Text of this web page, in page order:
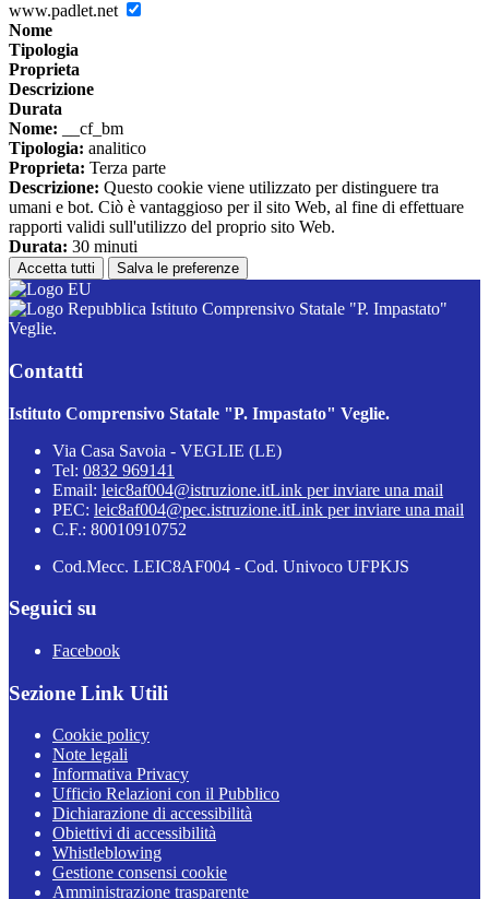
www.padlet.net
Nome
Tipologia
Proprieta
Descrizione
Durata
Nome: __cf_bm
Tipologia: analitico
Proprieta: Terza parte
Descrizione: Questo cookie viene utilizzato per distinguere tra
umani e bot. Ciò è vantaggioso per il sito Web, al fine di effettuare
rapporti validi sull'utilizzo del proprio sito Web.
Durata: 30 minuti
Accetta tutti Salva le preferenze
Istituto Comprensivo Statale "P. Impastato"
Veglie.
Contatti
Istituto Comprensivo Statale "P. Impastato" Veglie.
Via Casa Savoia - VEGLIE (LE)
Tel: 0832 969141
Email: leic8af004@istruzione.itLink per inviare una mail
PEC: leic8af004@pec.istruzione.itLink per inviare una mail
C.F.: 80010910752
Cod.Mecc. LEIC8AF004 - Cod. Univoco UFPKJS
Seguici su
Facebook
Sezione Link Utili
Cookie policy
Note legali
Informativa Privacy
Ufficio Relazioni con il Pubblico
Dichiarazione di accessibilità
Obiettivi di accessibilità
Whistleblowing
Gestione consensi cookie
Amministrazione trasparente